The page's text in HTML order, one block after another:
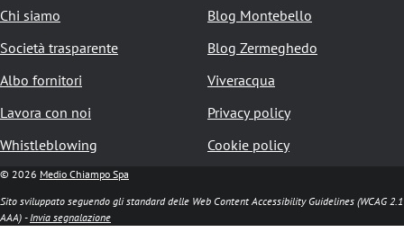
p
a
n
e
Chi siamo
Società trasparente
Albo fornitori
Lavora con noi
Whistleblowing
Blog Montebello
Blog Zermeghedo
Viveracqua
Privacy policy
Cookie policy
© 2026 Medio Chiampo Spa
Sito sviluppato seguendo gli standard delle Web Content Accessibility Guidelines (WCAG 2.1
AAA) - Invia segnalazione